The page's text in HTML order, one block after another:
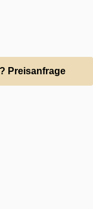
Wert ein
Preisanfrage